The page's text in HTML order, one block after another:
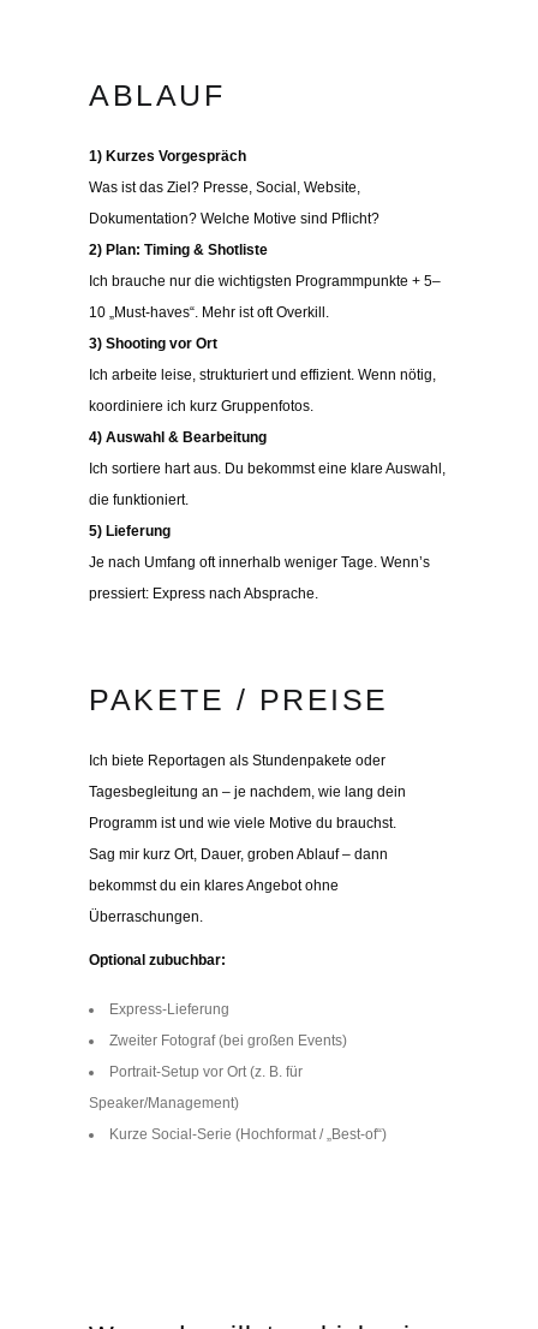
ABLAUF
1) Kurzes Vorgespräch
Was ist das Ziel? Presse, Social, Website,
Dokumentation? Welche Motive sind Pflicht?
2) Plan: Timing & Shotliste
Ich brauche nur die wichtigsten Programmpunkte + 5–
10 „Must-haves“. Mehr ist oft Overkill.
3) Shooting vor Ort
Ich arbeite leise, strukturiert und effizient. Wenn nötig,
koordiniere ich kurz Gruppenfotos.
4) Auswahl & Bearbeitung
Ich sortiere hart aus. Du bekommst eine klare Auswahl,
die funktioniert.
5) Lieferung
Je nach Umfang oft innerhalb weniger Tage. Wenn’s
pressiert: Express nach Absprache.
PAKETE / PREISE
Ich biete Reportagen als Stundenpakete oder
Tagesbegleitung an – je nachdem, wie lang dein
Programm ist und wie viele Motive du brauchst.
Sag mir kurz Ort, Dauer, groben Ablauf – dann
bekommst du ein klares Angebot ohne
Überraschungen.
Optional zubuchbar:
Express-Lieferung
Zweiter Fotograf (bei großen Events)
Portrait-Setup vor Ort (z. B. für
Speaker/Management)
Kurze Social-Serie (Hochformat / „Best-of“)